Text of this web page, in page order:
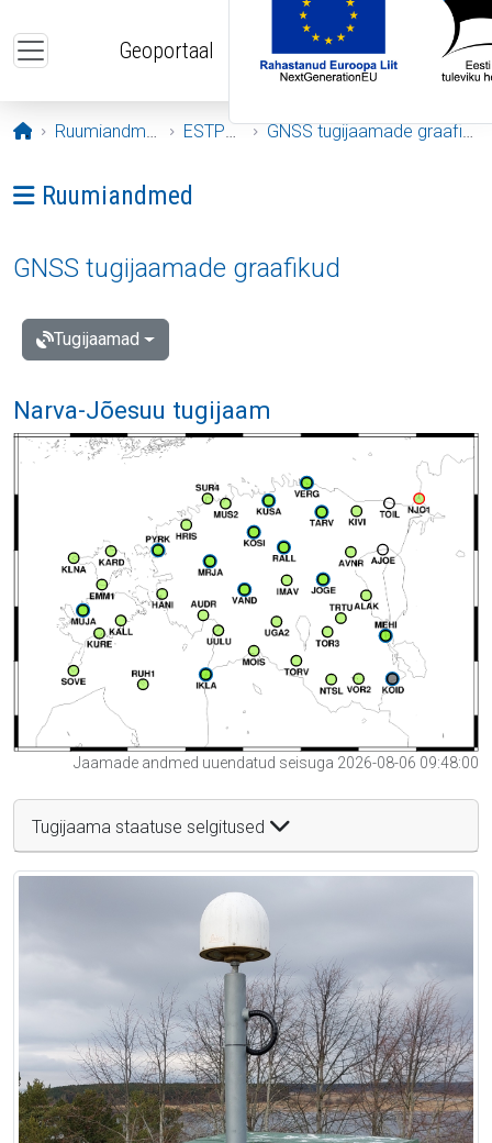
Geoportaal
Avaleht
Ruumiandmed ESTPOS GNSS tugijaamade graafikud
Ava menüü: Ruumiandmed
Ruumiandmed
GNSS tugijaamade graafikud
Tugijaamad
Narva-Jõesuu tugijaam
Jaamade andmed uuendatud seisuga 2026-08-06 09:48:00
Tugijaama staatuse selgitused